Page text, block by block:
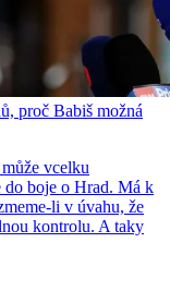
proč Babiš možná
vcelku
do boje o Hrad. Má k
li v úvahu, že
kontrolu. A taky